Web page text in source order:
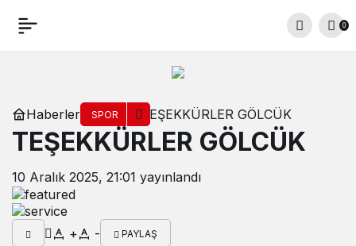
0
Haberler SPOR TEŞEKKÜRLER GÖLCÜK
TEŞEKKÜRLER GÖLCÜK
10 Aralık 2025, 21:01 yayınlandı
+ - PAYLAŞ